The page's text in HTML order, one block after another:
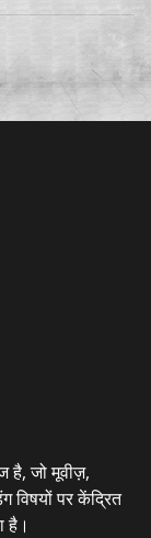
है, जो मूवीज़,
पर केंद्रित
है।